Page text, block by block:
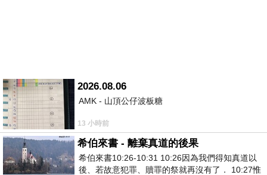
2026.08.06
AMK - 山頂公仔波板糖
13 小時前
希伯來書 - 離棄真道的後果
希伯來書10:26-10:31 10:26因為我們得知真道以
後、若故意犯罪、贖罪的祭就再沒有了． 10:27惟